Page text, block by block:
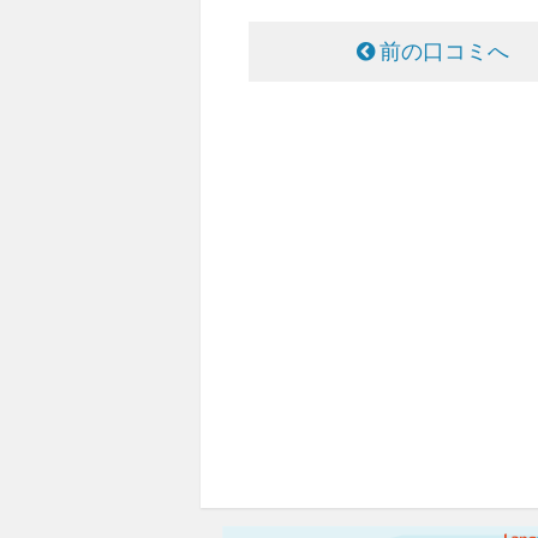
前の口コミへ